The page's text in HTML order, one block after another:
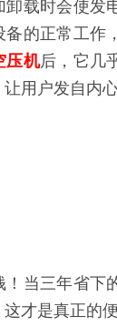
卸载时会使发
的正常工作
压机后，它几
用户发自内心
当三年省下
才是真正的便